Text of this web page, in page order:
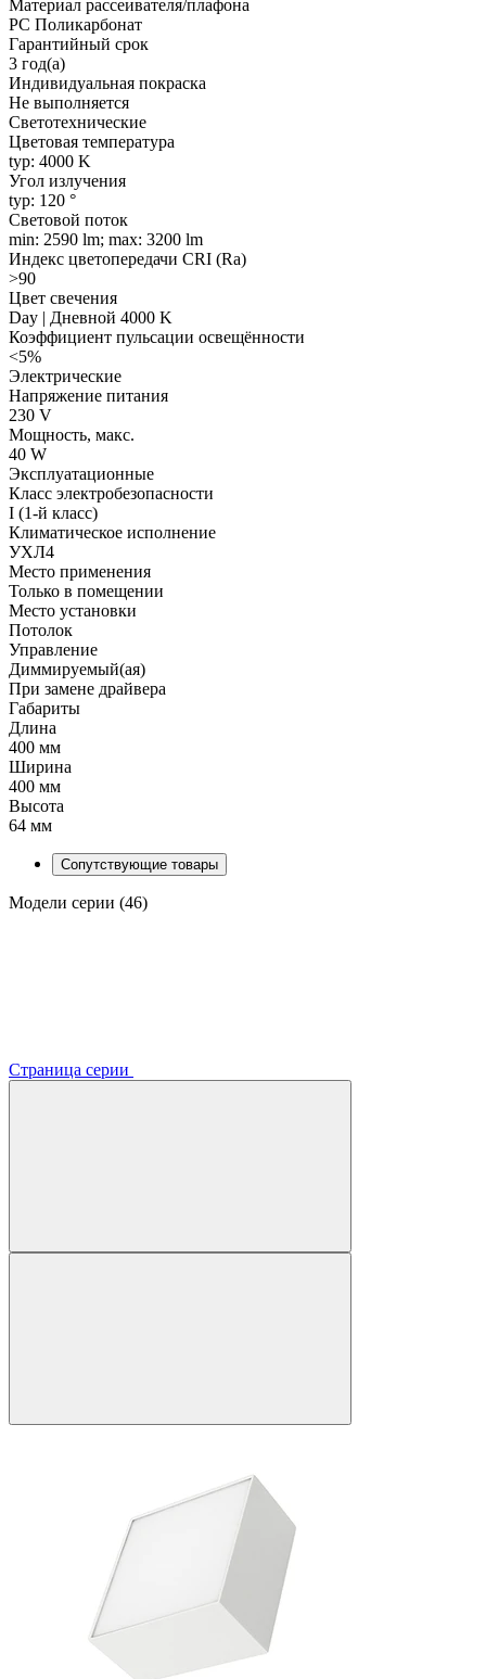
Материал рассеивателя/плафона
PC Поликарбонат
Гарантийный срок
3 год(а)
Индивидуальная покраска
Не выполняется
Светотехнические
Цветовая температура
typ: 4000 K
Угол излучения
typ: 120 °
Световой поток
min: 2590 lm; max: 3200 lm
Индекс цветопередачи CRI (Ra)
>90
Цвет свечения
Day | Дневной 4000 K
Коэффициент пульсации освещённости
<5%
Электрические
Напряжение питания
230 V
Мощность, макс.
40 W
Эксплуатационные
Класс электробезопасности
I (1-й класс)
Климатическое исполнение
УХЛ4
Место применения
Только в помещении
Место установки
Потолок
Управление
Диммируемый(ая)
При замене драйвера
Габариты
Длина
400 мм
Ширина
400 мм
Высота
64 мм
Сопутствующие товары
Модели серии (46)
Страница серии